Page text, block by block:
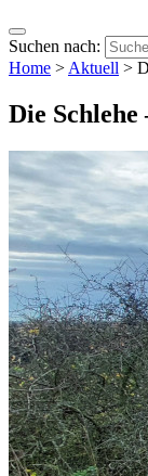
Suchen nach:
Home >Aktuell >
Die